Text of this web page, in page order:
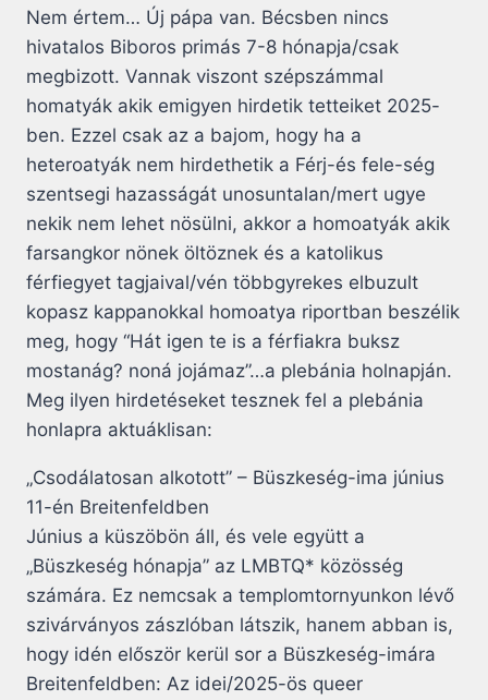
Nem értem… Új pápa van. Bécsben nincs
hivatalos Biboros primás 7-8 hónapja/csak
megbizott. Vannak viszont szépszámmal
homatyák akik emigyen hirdetik tetteiket 2025-
ben. Ezzel csak az a bajom, hogy ha a
heteroatyák nem hirdethetik a Férj-és fele-ség
szentsegi hazasságát unosuntalan/mert ugye
nekik nem lehet nösülni, akkor a homoatyák akik
farsangkor nönek öltöznek és a katolikus
férfiegyet tagjaival/vén többgyrekes elbuzult
kopasz kappanokkal homoatya riportban beszélik
meg, hogy “Hát igen te is a férfiakra buksz
mostanág? noná jojámaz”…a plebánia holnapján.
Meg ilyen hirdetéseket tesznek fel a plebánia
honlapra aktuáklisan:
„Csodálatosan alkotott” – Büszkeség-ima június
11-én Breitenfeldben
Június a küszöbön áll, és vele együtt a
„Büszkeség hónapja” az LMBTQ* közösség
számára. Ez nemcsak a templomtornyunkon lévő
szivárványos zászlóban látszik, hanem abban is,
hogy idén először kerül sor a Büszkeség-imára
Breitenfeldben: Az idei/2025-ös queer